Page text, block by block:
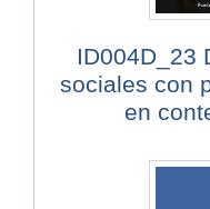
ID004D_23
sociales con
en